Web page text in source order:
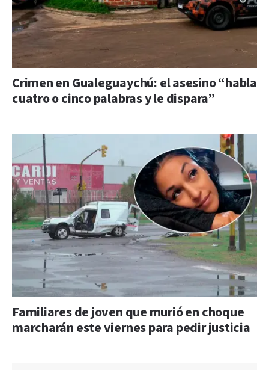
Crimen en Gualeguaychú: el asesino “habla
cuatro o cinco palabras y le dispara”
Familiares de joven que murió en choque
marcharán este viernes para pedir justicia